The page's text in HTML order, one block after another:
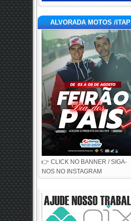
ALVORADA MOTOS /ITAP
👉 CLICK NO BANNER / SIGA-
NOS NO INSTAGRAM